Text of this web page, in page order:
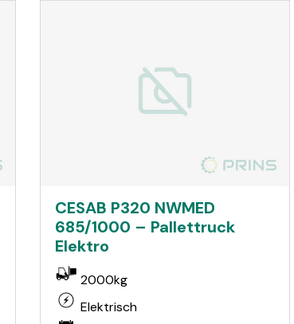
CESAB P320 NWMED
685/1000 – Pallettruck
Elektro
2000kg
Elektrisch